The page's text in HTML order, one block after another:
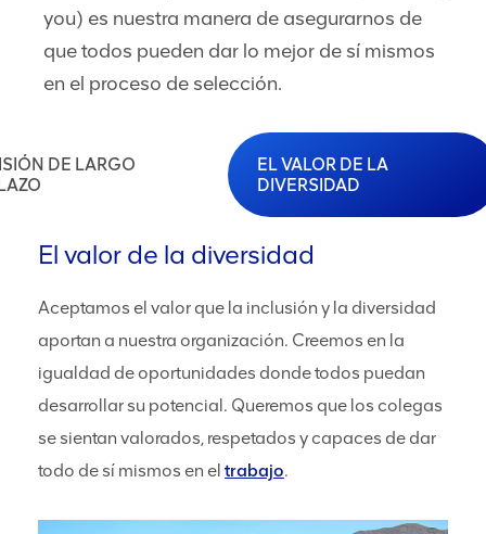
you) es nuestra manera de asegurarnos de
que todos pueden dar lo mejor de sí mismos
en el proceso de selección.
DE LARGO
EL VALOR DE LA
DIVERSIDAD
El valor de la diversidad
Aceptamos el valor que la inclusión y la diversidad
aportan a nuestra organización. Creemos en la
igualdad de oportunidades donde todos puedan
desarrollar su potencial. Queremos que los colegas
se sientan valorados, respetados y capaces de dar
todo de sí mismos en el trabajo.
trabajo